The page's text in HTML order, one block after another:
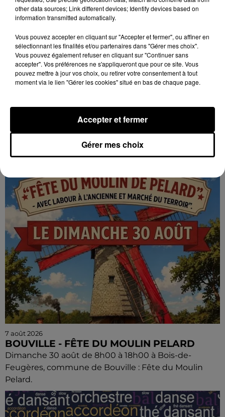
GOMMERVILLE - RANDONNÉE PÉDESTRE
Dimanche 13 septembre à 8h30 à Gommerville :
Inscription obligatoire.
7 août 2026
BOUVILLE - FÊTE DU MOULIN PELARD
Dimanche 30 août de 8h00 à 18h00 à Bois-de-
Feugères, commune de Bouville : Fête du Moulin
Pelard.
other data sources; Link different devices; Identify devices based on
information transmitted automatically.
Vous pouvez accepter en cliquant sur "Accepter et fermer", ou affiner en
sélectionnant les finalités et/ou partenaires dans "Gérer mes choix".
Vous pouvez également refuser en cliquant sur "Continuer sans
accepter". Vos préférences ne s'appliqueront que pour ce site. Vous
pouvez mettre à jour vos choix, ou retirer votre consentement à tout
moment via le lien "Gérer les cookies" situé en bas de chaque page.
Gérer mes choix
Accepter et fermer